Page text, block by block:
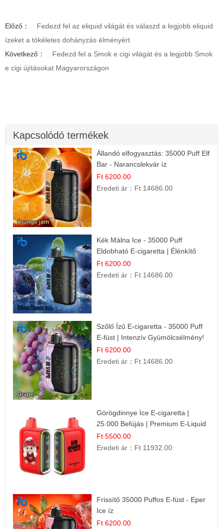
Előző：
Fedezd fel az eliquid világát és válaszd a legjobb eliquid
ízeket a tökéletes dohányzás élményért
Következő：
Fedezd fel a Smok e cigi világát és a legjobb Smok
e cigi újításokat Magyarországon
Kapcsolódó termékek
Állandó elfogyasztás: 35000 Puff Elf
Bar - Narancslekvár íz
Ft 6200.00
Eredeti ár： Ft 14686.00
Kék Málna Ice - 35000 Puff
Eldobható E-cigaretta | Élénkítő
Gyümölcsös Frissesség!
Ft 6200.00
Eredeti ár： Ft 14686.00
Szőlő Ízű E-cigaretta - 35000 Puff
E-füst | Intenzív Gyümölcsélmény!
Ft 6200.00
Eredeti ár： Ft 14686.00
Görögdinnye Ice E-cigaretta |
25.000 Befújás | Premium E-Liquid
Ft 5500.00
Eredeti ár： Ft 11932.00
Frissítő 35000 Puffos E-füst - Eper
Ice íz
Ft 6200.00